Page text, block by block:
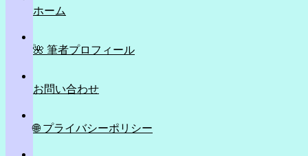
ホーム
🌺 筆者プロフィール
お問い合わせ
🌐 プライバシーポリシー